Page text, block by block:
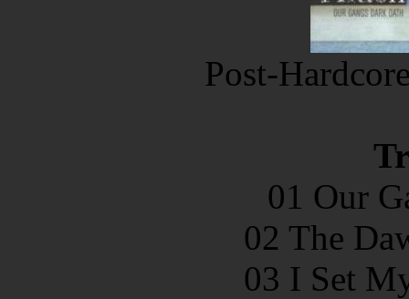
Post-
01 Our
02 The
03 I Set